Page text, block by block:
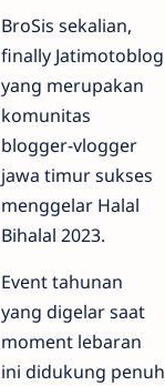
BroSis sekalian,
finally Jatimotoblog
yang merupakan
komunitas
blogger-vlogger
jawa timur sukses
menggelar Halal
Bihalal 2023.
Event tahunan
yang digelar saat
moment lebaran
ini didukung penuh